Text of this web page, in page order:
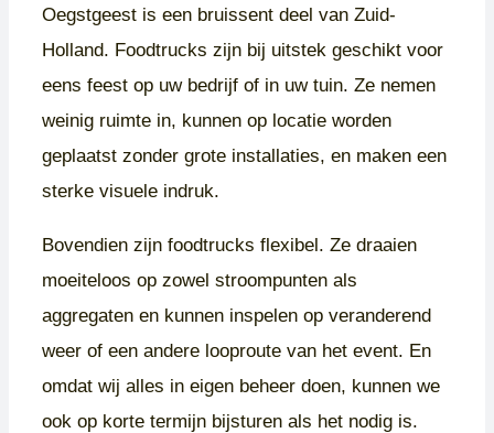
Oegstgeest is een bruissent deel van Zuid-
Holland. Foodtrucks zijn bij uitstek geschikt voor
eens feest op uw bedrijf of in uw tuin. Ze nemen
weinig ruimte in, kunnen op locatie worden
geplaatst zonder grote installaties, en maken een
sterke visuele indruk.
Bovendien zijn foodtrucks flexibel. Ze draaien
moeiteloos op zowel stroompunten als
aggregaten en kunnen inspelen op veranderend
weer of een andere looproute van het event. En
omdat wij alles in eigen beheer doen, kunnen we
ook op korte termijn bijsturen als het nodig is.